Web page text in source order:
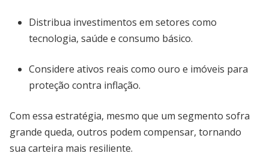
Distribua investimentos em setores como
tecnologia, saúde e consumo básico.
Considere ativos reais como ouro e imóveis para
proteção contra inflação.
Com essa estratégia, mesmo que um segmento sofra
grande queda, outros podem compensar, tornando
sua carteira mais resiliente.